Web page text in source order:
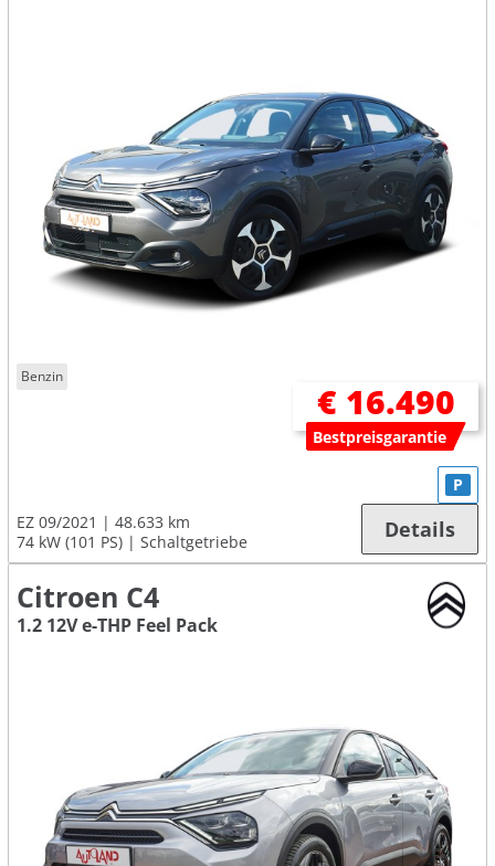
Benzin
€ 16.490
Bestpreisgarantie
EZ 09/2021
48.633 km
74 kW (101 PS)
Schaltgetriebe
P
Details
Citroen C4
1.2 12V e-THP Feel Pack